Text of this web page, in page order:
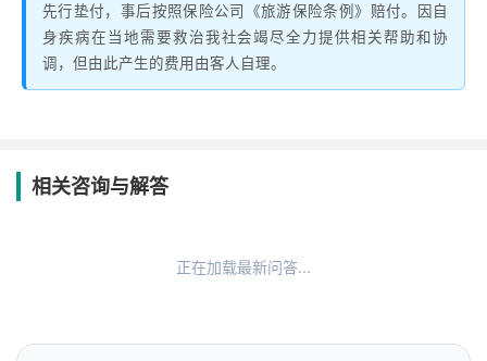
先行垫付，事后按照保险公司《旅游保险条例》赔付。因自
身疾病在当地需要救治我社会竭尽全力提供相关帮助和协
调，但由此产生的费用由客人自理。
相关咨询与解答
正在加载最新问答...